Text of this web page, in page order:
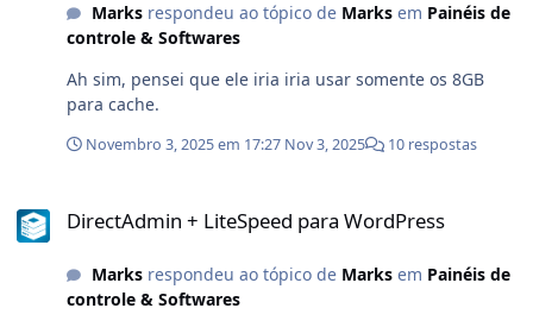
telegram, foruns, discord e um monte de lugar, sempre
tem uma porção do conhecimento e participação dele.
Faz cerca de 10 anos que trabalho na área e vejo desde
então o nome dele ajudando a galera. Voto na criação
de um selo "Lenda" ou algo do tipo para ficar no user
dele aqui no forum, semelhante ao Membro/VIP e etc.
Marksrespondeu ao tópico de Marksem Painéis de
controle & Softwares
Ah sim, pensei que ele iria iria usar somente os 8GB
para cache.
Novembro 3, 2025 em 17:27 Nov 3, 2025 10 respostas
DirectAdmin + LiteSpeed para WordPress
Marksrespondeu ao tópico de Marksem Painéis de
controle & Softwares